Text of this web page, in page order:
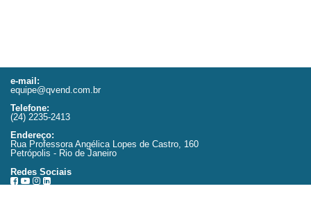
e-mail:
equipe@qvend.com.br
Telefone:
(24) 2235-2413
Endereço:
Rua Professora Angélica Lopes de Castro, 160
Petrópolis - Rio de Janeiro
Redes Sociais